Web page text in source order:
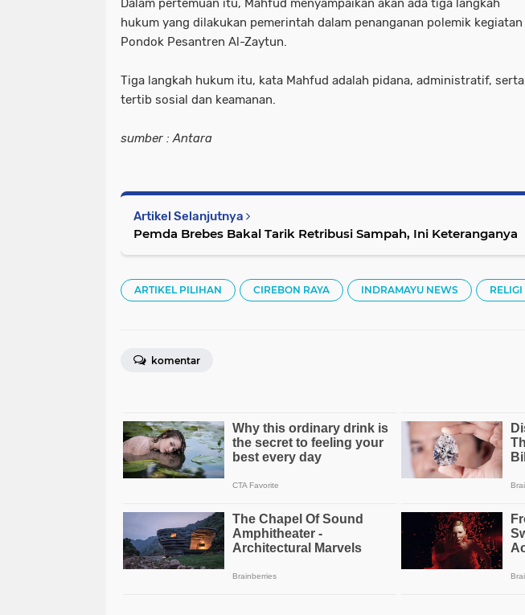
Dalam pertemuan itu, Mahfud menyampaikan akan ada tiga langkah
hukum yang dilakukan pemerintah dalam penanganan polemik kegiatan
Pondok Pesantren Al-Zaytun.
Tiga langkah hukum itu, kata Mahfud adalah pidana, administratif, serta
tertib sosial dan keamanan.
sumber : Antara
Artikel Selanjutnya
Pemda Brebes Bakal Tarik Retribusi Sampah, Ini Keteranganya
ARTIKEL PILIHAN CIREBON RAYA INDRAMAYU NEWS RELIGI
komentar